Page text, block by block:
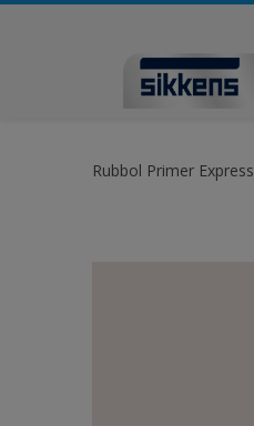
Rubbol Primer Express